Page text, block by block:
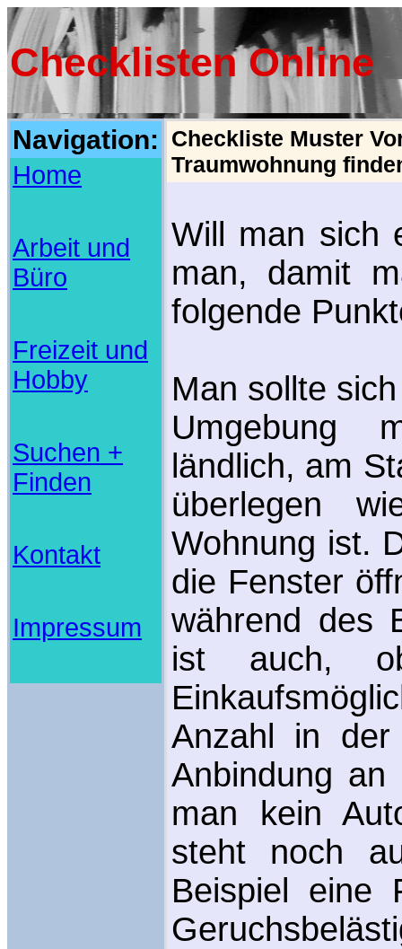
Checklisten Online
Navigation:
Home
Arbeit und
Büro
Freizeit und
Hobby
Suchen +
Finden
Kontakt
Impressum
Checkliste Muster
Traumwohnung
Will man sich
man, damit
folgende
Man sollte
Umgebung
ländlich, am
überlegen
Wohnung ist.
die Fenster
während des
ist auch,
Anzahl in
Anbindung an
man kein
steht noch
Beispiel eine